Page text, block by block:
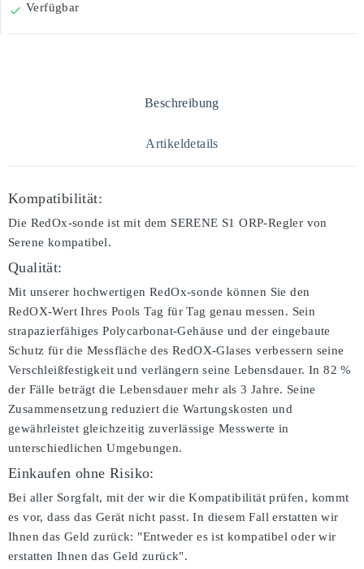
 Verfügbar
Beschreibung
Artikeldetails
Kompatibilität:
Die RedOx-sonde ist mit dem SERENE S1 ORP-Regler von
Serene kompatibel.
Qualität:
Mit unserer hochwertigen RedOx-sonde können Sie den
RedOX-Wert Ihres Pools Tag für Tag genau messen. Sein
strapazierfähiges Polycarbonat-Gehäuse und der eingebaute
Schutz für die Messfläche des RedOX-Glases verbessern seine
Verschleißfestigkeit und verlängern seine Lebensdauer. In 82 %
der Fälle beträgt die Lebensdauer mehr als 3 Jahre. Seine
Zusammensetzung reduziert die Wartungskosten und
gewährleistet gleichzeitig zuverlässige Messwerte in
unterschiedlichen Umgebungen.
Einkaufen ohne Risiko:
Bei aller Sorgfalt, mit der wir die Kompatibilität prüfen, kommt
es vor, dass das Gerät nicht passt. In diesem Fall erstatten wir
Ihnen das Geld zurück: "Entweder es ist kompatibel oder wir
erstatten Ihnen das Geld zurück".